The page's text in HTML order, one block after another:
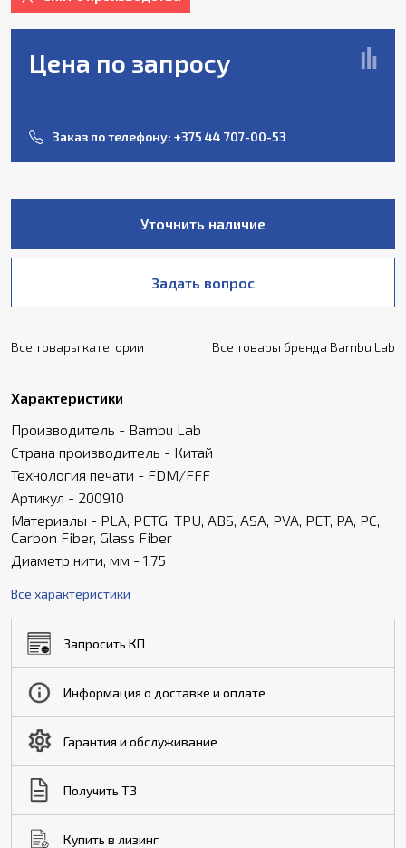
Цена по запросу
Заказ по телефону: +375 44 707-00-53
Уточнить наличие
Задать вопрос
Все товары категории Все товары бренда Bambu Lab
Характеристики
Производитель - Bambu Lab
Страна производитель - Китай
Технология печати - FDM/FFF
Артикул - 200910
Материалы - PLA, PETG, TPU, ABS, ASA, PVA, PET, PA, PC,
Carbon Fiber, Glass Fiber
Диаметр нити, мм - 1,75
Все характеристики
Запросить КП
Информация о доставке и оплате
Гарантия и обслуживание
Получить ТЗ
Купить в лизинг